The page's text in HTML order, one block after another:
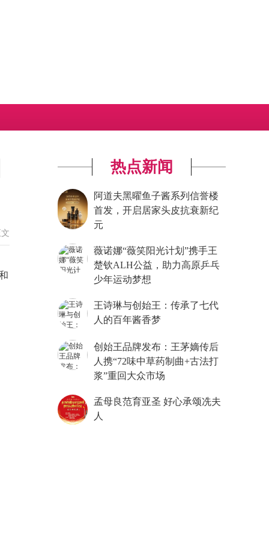
热点新闻
阿道夫黑曜鱼子酱系列信誉楼
首发，开启居家头皮抗衰新纪
元
薇诺娜“薇笑阳光计划”携手王
楚钦ALH公益，助力高原乒乓
少年运动梦想
王诗琳与创始王：传承了七代
人的百年酱香梦
创始王品牌发布：王茅嫡传后
人携“72味中草药制曲+古法打
浆”重回大众市场
孟母良范育亚圣 好心承颂冼夫
人